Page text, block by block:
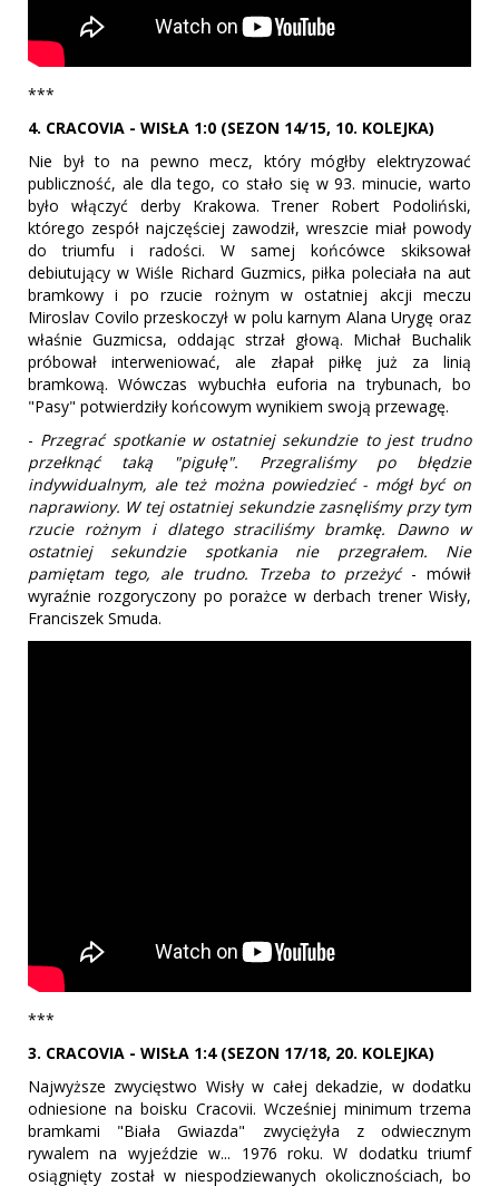
***
4. CRACOVIA - WISŁA 1:0 (SEZON 14/15, 10. KOLEJKA)
Nie był to na pewno mecz, który mógłby elektryzować
publiczność, ale dla tego, co stało się w 93. minucie, warto
było włączyć derby Krakowa. Trener Robert Podoliński,
którego zespół najczęściej zawodził, wreszcie miał powody
do triumfu i radości. W samej końcówce skiksował
debiutujący w Wiśle Richard Guzmics, piłka poleciała na aut
bramkowy i po rzucie rożnym w ostatniej akcji meczu
Miroslav Covilo przeskoczył w polu karnym Alana Urygę oraz
właśnie Guzmicsa, oddając strzał głową. Michał Buchalik
próbował interweniować, ale złapał piłkę już za linią
bramkową. Wówczas wybuchła euforia na trybunach, bo
"Pasy" potwierdziły końcowym wynikiem swoją przewagę.
- Przegrać spotkanie w ostatniej sekundzie to jest trudno
przełknąć taką "pigułę". Przegraliśmy po błędzie
indywidualnym, ale też można powiedzieć - mógł być on
naprawiony. W tej ostatniej sekundzie zasnęliśmy przy tym
rzucie rożnym i dlatego straciliśmy bramkę. Dawno w
ostatniej sekundzie spotkania nie przegrałem. Nie
pamiętam tego, ale trudno. Trzeba to przeżyć- mówił
wyraźnie rozgoryczony po porażce w derbach trener Wisły,
Franciszek Smuda.
***
3. CRACOVIA - WISŁA 1:4 (SEZON 17/18, 20. KOLEJKA)
Najwyższe zwycięstwo Wisły w całej dekadzie, w dodatku
odniesione na boisku Cracovii. Wcześniej minimum trzema
bramkami "Biała Gwiazda" zwyciężyła z odwiecznym
rywalem na wyjeździe w... 1976 roku. W dodatku triumf
osiągnięty został w niespodziewanych okolicznościach, bo